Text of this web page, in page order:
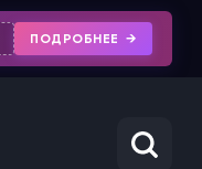
ПОДРОБНЕЕ